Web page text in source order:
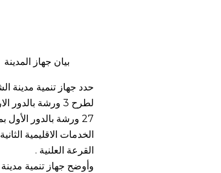
بيان جهاز المدينة
لطرح 3 ورشة بالدور الارضي بمساحات تتراوح بين 24 إلى 28 متر ، بالإضافة الى
الخدمات الاقليمية
القرعة العلنية .
وأوضح جهاز تنمية